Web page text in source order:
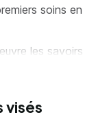
soins en
les savoirs
pour prévenir
Secourir)